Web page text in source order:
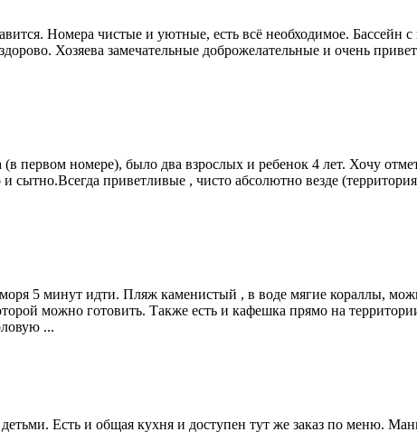
Номера чистые и уютные, есть всë необходимое. Бассейн
Хозяева замечательные доброжелательные и очень
первом номере), было два взрослых и ребенок 4 лет. Хочу
приветливые , чисто абсолютно везде
5 минут идти. Пляж каменистый , в воде мягие кораллы,
можно готовить. Также есть и кафешка прямо на
...
Есть и общая кухня и доступен тут же заказ по меню.